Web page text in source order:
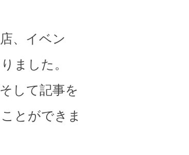
、イベン
ました。
して記事を
とができま